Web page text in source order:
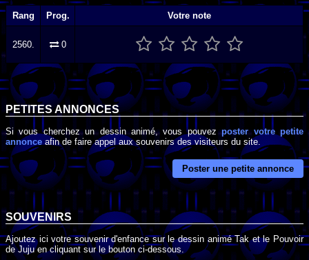
Rang Prog. Votre note
2560. 0
PETITES ANNONCES
Si vous cherchez un dessin animé, vous pouvezposter votre petite
annonce afin de faire appel aux souvenirs des visiteurs du site.
Poster une petite annonce
SOUVENIRS
Ajoutez ici votre souvenir d'enfance sur le dessin animé Tak et le Pouvoir
de Juju en cliquant sur le bouton ci-dessous.